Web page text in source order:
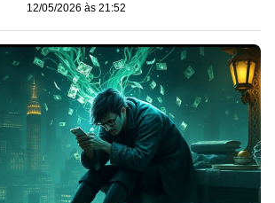
12/05/2026 às 21:52